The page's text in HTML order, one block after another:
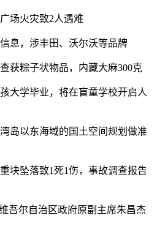
场火灾致2人遇难
息，涉丰田、沃尔沃等品牌
获粽子状物品，内藏大麻300克
大学毕业，将在盲童学校开启人
岛以东海域的国土空间规划做准
块坠落致1死1伤，事故调查报告
吾尔自治区政府原副主席朱昌杰